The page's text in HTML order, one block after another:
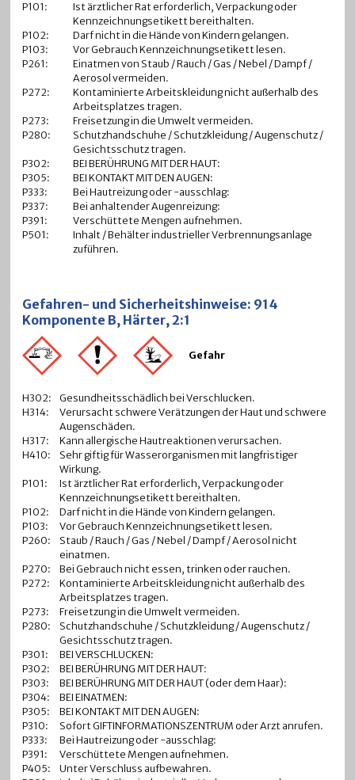
P101:
Ist ärztlicher Rat erforderlich, Verpackung oder
Kennzeichnungsetikett bereithalten.
P102:
Darf nicht in die Hände von Kindern gelangen.
P103:
Vor Gebrauch Kennzeichnungsetikett lesen.
P261:
Einatmen von Staub / Rauch / Gas / ­Nebel / Dampf /
Aerosol vermeiden.
P272:
Kontaminierte Arbeitskleidung nicht außerhalb des
Arbeitsplatzes tragen.
P273:
Freisetzung in die Umwelt vermeiden.
P280:
Schutzhandschuhe / Schutzkleidung / Augenschutz /
Gesichtsschutz tragen.
P302:
BEI BERÜHRUNG MIT DER HAUT:
P305:
BEI KONTAKT MIT DEN AUGEN:
P333:
Bei Hautreizung oder -ausschlag:
P337:
Bei anhaltender Augenreizung:
P391:
Verschüttete Mengen aufnehmen.
P501:
Inhalt / Behälter industrieller Verbrennungsanlage
zuführen.
Gefahren- und Sicherheitshinweise: 914
Komponente B, Härter, 2:1
Gefahr
H302:
Gesundheitsschädlich bei Verschlucken.
H314:
Verursacht schwere Verätzungen der Haut und schwere
Augenschäden.
H317:
Kann allergische Hautreaktionen verursachen.
H410:
Sehr giftig für Wasserorganismen mit langfristiger
Wirkung.
P101:
Ist ärztlicher Rat erforderlich, Verpackung oder
Kennzeichnungsetikett bereithalten.
P102:
Darf nicht in die Hände von Kindern gelangen.
P103:
Vor Gebrauch Kennzeichnungsetikett lesen.
P260:
Staub / Rauch / Gas / Nebel / Dampf / Aerosol nicht
einatmen.
P270:
Bei Gebrauch nicht essen, trinken oder rauchen.
P272:
Kontaminierte Arbeitskleidung nicht außerhalb des
Arbeitsplatzes tragen.
P273:
Freisetzung in die Umwelt vermeiden.
P280:
Schutzhandschuhe / Schutzkleidung / Augenschutz /
Gesichtsschutz tragen.
P301:
BEI VERSCHLUCKEN:
P302:
BEI BERÜHRUNG MIT DER HAUT:
P303:
BEI BERÜHRUNG MIT DER HAUT (oder dem Haar):
P304:
BEI EINATMEN:
P305:
BEI KONTAKT MIT DEN AUGEN:
P310:
Sofort GIFTINFORMATIONSZENTRUM oder Arzt anrufen.
P333:
Bei Hautreizung oder -ausschlag:
P391:
Verschüttete Mengen aufnehmen.
P405:
Unter Verschluss aufbewahren.